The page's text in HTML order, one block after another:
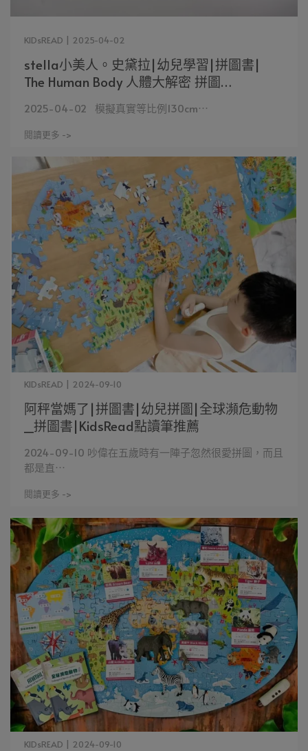
stella小美人。史黛拉|幼兒學習|拼圖書|
The Human Body 人體大解密 拼圖
KIDsREAD | 2025-04-02
2025-04-02 模擬真實等比例130cm⋯
閱讀更多 ->
阿秤當媽了|拼圖書|幼兒拼圖|全球瀕危動物
_拼圖書|KidsRead點讀筆推薦
KIDsREAD | 2024-09-10
2024-09-10 吵偉在五歲時有一陣子忽然很愛拼圖，而且
都是直⋯
閱讀更多 ->
KIDsREAD | 2024-09-10